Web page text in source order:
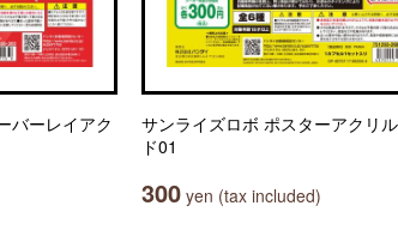
バーレイアク
サンライズロボ ポスターアクリ
ド01
300 yen (tax included)